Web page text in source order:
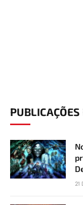
21